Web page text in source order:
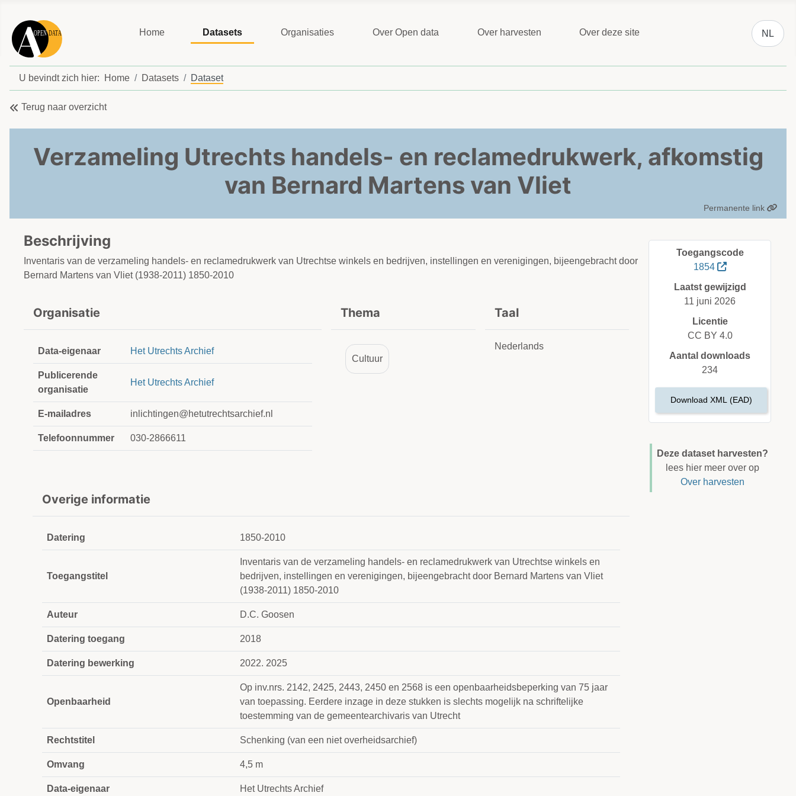
Home Datasets Organisaties Over Open data Over harvesten Over deze site
Selecteer
NL
U bevindt zich hier: Home Datasets Dataset
Terug naar overzicht
Verzameling Utrechts handels- en reclamedrukwerk, afkomstig
van Bernard Martens van Vliet
Permanente link
Beschrijving
Inventaris van de verzameling handels- en reclamedrukwerk van Utrechtse winkels en bedrijven, instellingen en verenigingen, bijeengebracht door
Bernard Martens van Vliet (1938-2011) 1850-2010
Organisatie
Data-eigenaar Het Utrechts Archief
Publicerende
organisatie
Het Utrechts Archief
E-mailadres inlichtingen@hetutrechtsarchief.nl
Telefoonnummer 030-2866611
Thema
Cultuur
Taal
Nederlands
Overige informatie
Datering 1850-2010
Toegangstitel
Inventaris van de verzameling handels- en reclamedrukwerk van Utrechtse winkels en
bedrijven, instellingen en verenigingen, bijeengebracht door Bernard Martens van Vliet
(1938-2011) 1850-2010
Auteur D.C. Goosen
Datering toegang 2018
Datering bewerking 2022. 2025
Openbaarheid
Op inv.nrs. 2142, 2425, 2443, 2450 en 2568 is een openbaarheidsbeperking van 75 jaar
van toepassing. Eerdere inzage in deze stukken is slechts mogelijk na schriftelijke
toestemming van de gemeentearchivaris van Utrecht
Rechtstitel Schenking (van een niet overheidsarchief)
Omvang 4,5 m
Data-eigenaar Het Utrechts Archief
Toegangscode
1854
Laatst gewijzigd
11 juni 2026
Licentie
CC BY 4.0
Aantal downloads
234
Download XML (EAD)
Deze dataset harvesten?
lees hier meer over op
Over harvesten